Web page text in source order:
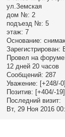
ул.Земская
дом №: 2
подъезд №: 5
этаж: 7
Основание:
Зарегистрирован:
Провел на
12 дней 20 часов
Сообщений: 287
Уважение: [+248/-0]
Позитив: [+404/-19]
Последний визит:
Вт, 29 Ноя 2016